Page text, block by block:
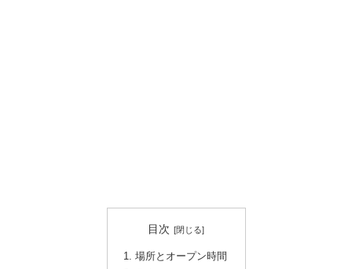
目次
場所とオープン時間